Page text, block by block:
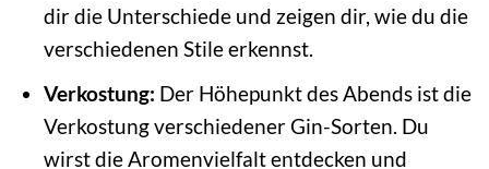
dir die Unterschiede und zeigen dir, wie du die
verschiedenen Stile erkennst.
Verkostung: Der Höhepunkt des Abends ist die
Verkostung verschiedener Gin-Sorten. Du
wirst die Aromenvielfalt entdecken und